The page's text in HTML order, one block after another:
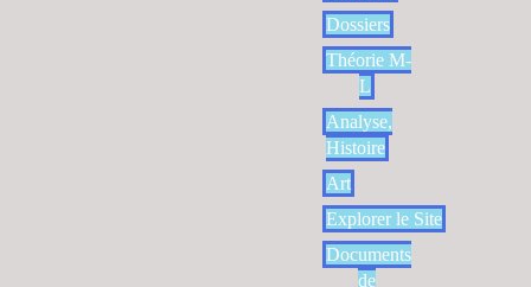
Dossiers
Théorie M-
L
Analyse,
Histoire
Art
Explorer le Site
Documents
de